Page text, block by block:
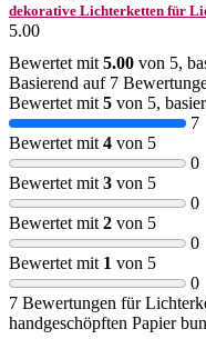
dekorative Lichterketten für
5.00
Bewertet mit 5.00 von 5,
Basierend auf 7
Bewertet mit 5 von 5,
7
Bewertet mit 4 von 5
0
Bewertet mit 3 von 5
0
Bewertet mit 2 von 5
0
Bewertet mit 1 von 5
0
7 Bewertungen für
handgeschöpften Papier